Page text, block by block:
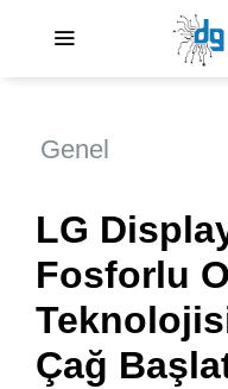
Genel
LG
Fosforlu
Çağ